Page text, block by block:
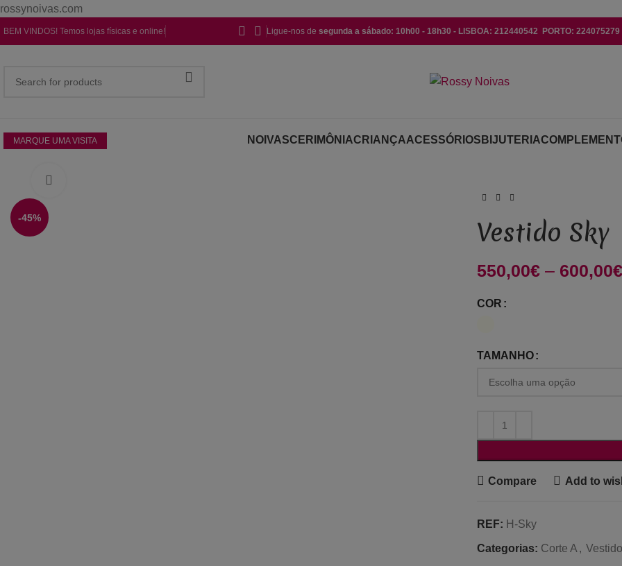
rossynoivas.com
BEM VINDOS! Temos lojas físicas e online! Ligue-nos de segunda a sábado: 10h00 - 18h30 - LISBOA: 212440542 PORTO:
MARQUE UMA VISITA NOIVASCERIMÔNIACRIANÇAACESSÓRIOS BIJUTERIA
-45% Vestido Sky
550,00€ – 600,00€
COR
TAMANHO
Compare Add to
REF: H-Sky
Categorias: Corte A ,